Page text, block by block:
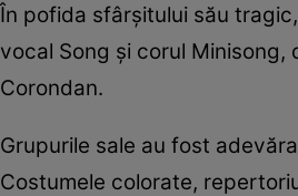
În pofida sfârșitului său
vocal Song și corul Minisong,
Corondan.
Grupurile sale au fost
Costumele colorate,